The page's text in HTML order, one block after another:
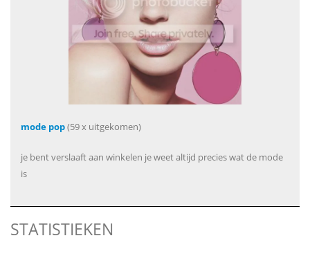
mode pop(59 x uitgekomen)
je bent verslaaft aan winkelen je weet altijd precies wat de mode
is
STATISTIEKEN